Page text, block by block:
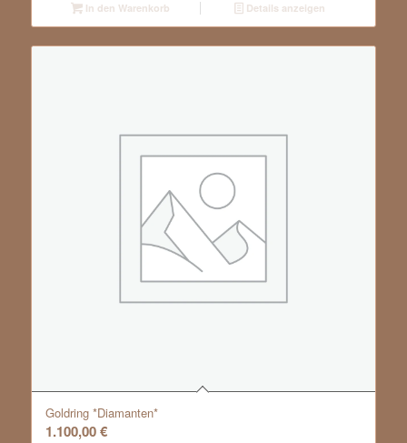
In den Warenkorb Details anzeigen
Goldring *Diamanten*
1.100,00€